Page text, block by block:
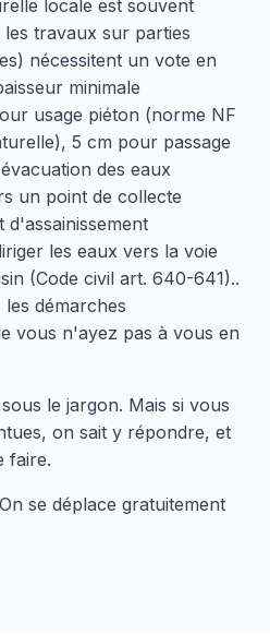
locale est souvent
travaux sur parties
nécessitent un vote en
minimale
usage piéton (norme NF
5 cm pour passage
des eaux
un point de collecte
les eaux vers la voie
(Code civil art. 640-641)..
démarches
vous n'ayez pas à vous en
le jargon. Mais si vous
on sait y répondre, et
faire.
se déplace gratuitement